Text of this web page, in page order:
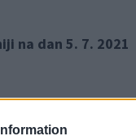
na dan 5. 7. 2021